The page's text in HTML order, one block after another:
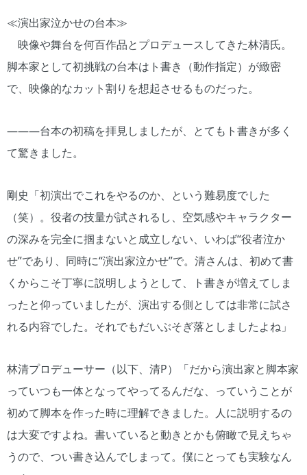
≪演出家泣かせの台本≫
映像や舞台を何百作品とプロデュースしてきた林清氏。
脚本家として初挑戦の台本はト書き（動作指定）が緻密
で、映像的なカット割りを想起させるものだった。
―――台本の初稿を拝見しましたが、とてもト書きが多く
て驚きました。
剛史「初演出でこれをやるのか、という難易度でした
（笑）。役者の技量が試されるし、空気感やキャラクター
の深みを完全に掴まないと成立しない、いわば“役者泣か
せ”であり、同時に“演出家泣かせ”で。清さんは、初めて書
くからこそ丁寧に説明しようとして、ト書きが増えてしま
ったと仰っていましたが、演出する側としては非常に試さ
れる内容でした。それでもだいぶそぎ落としましたよね」
林清プロデューサー（以下、清P）「だから演出家と脚本家
っていつも一体となってやってるんだな、っていうことが
初めて脚本を作った時に理解できました。人に説明するの
は大変ですよね。書いていると動きとかも俯瞰で見えちゃ
うので、つい書き込んでしまって。僕にとっても実験なん